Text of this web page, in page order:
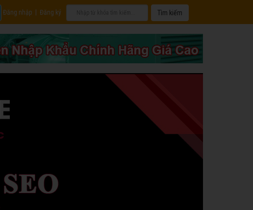
Đăng nhập Đăng ký